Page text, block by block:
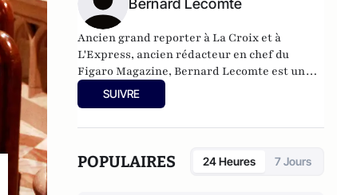
Bernard Lecomte
Ancien grand reporter à La Croix et à
L'Express, ancien rédacteur en chef du
Figaro Magazine, Bernard Lecomte est un
des meilleurs spécialistes du Vatican. Ses
livres sur le sujet font autorité, notamment
du Vaticanchez Perrin et France-Vatican :
Deux siècles de guerre secrète (Perrin,
SUIVRE
POPULAIRES 24 Heures 7 Jours